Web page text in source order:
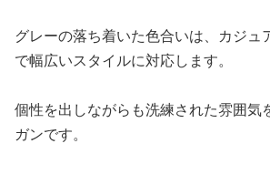
グレーの落ち着いた色合いは、カジュ
で幅広いスタイルに対応します。
個性を出しながらも洗練された雰囲気
ガンです。